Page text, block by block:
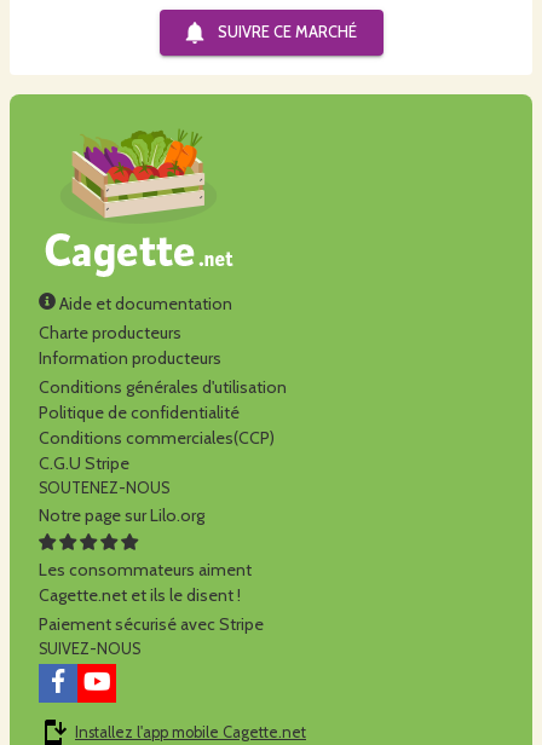
SUIVRE CE MARCHÉ
Aide et documentation
Charte producteurs
Information producteurs
Conditions générales d'utilisation
Politique de confidentialité
Conditions commerciales(CCP)
C.G.U Stripe
SOUTENEZ-NOUS
Notre page sur Lilo.org
Les consommateurs aiment
Cagette.net et ils le disent !
Paiement sécurisé avec Stripe
SUIVEZ-NOUS
Installez l'app mobile Cagette.net